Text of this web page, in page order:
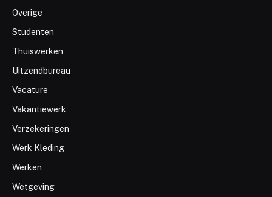
Overige
Studenten
Thuiswerken
Uitzendbureau
Vacature
Vakantiewerk
Verzekeringen
Werk Kleding
Werken
Wetgeving